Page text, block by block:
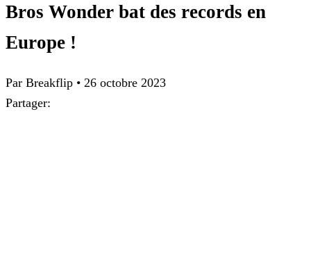
Bros Wonder bat des records en
Europe !
Par Breakflip • 26 octobre 2023
Partager: